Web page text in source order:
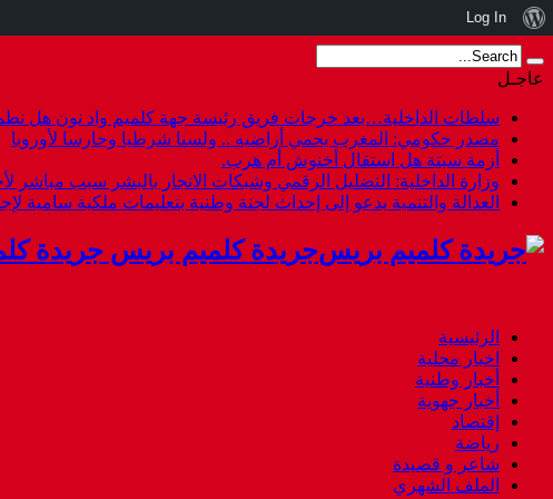
عاجـل
سلطات الداخلية…بعد خرجات فريق رئيسة جهة كلميم واد نون هل
مصدر حكومي: المغرب يحمي أراضيه .. ولسنا شرطيا وحارسا لأوروبا
أزمة سبتة هل استقال أخنوش أم هرب.
وزارة الداخلية: التضليل الرقمي وشبكات الاتجار بالبشر سبب مباشر
العدالة والتنمية يدعو إلى إحداث لجنة وطنية بتعليمات ملكية سامية
جريدة كلميم بريس جريدة
الرئيسية
اخبار محلية
أخبار وطنية
أخبار جهوية
إقتصاد
رياضة
شاعر و قصيدة
الملف الشهري
نبذة
عن
ووردبريس
Log In